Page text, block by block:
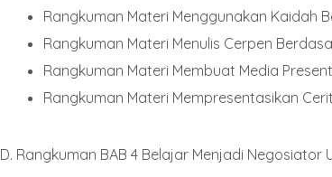
Rangkuman Materi Menggunakan Kaidah
Rangkuman Materi Menulis Cerpen
Rangkuman Materi Membuat Media
Rangkuman Materi Mempresentasikan
D. Rangkuman BAB 4 Belajar Menjadi Negosiator